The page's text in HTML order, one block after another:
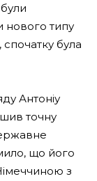
нового типу
спочатку була
Антоніу
точну
що його
з